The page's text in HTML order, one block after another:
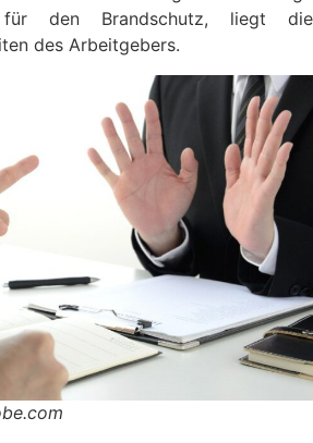
für den Brandschutz, liegt die
des Arbeitgebers.